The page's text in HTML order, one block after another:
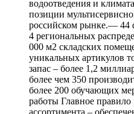
водоотведения и
позиции
российском рынке.— 44
4 региональных
000 м2 складских
уникальных артикулов
запас – более 1,2
более чем 350
более 200 обучающих
работы Главное
ассортимента –